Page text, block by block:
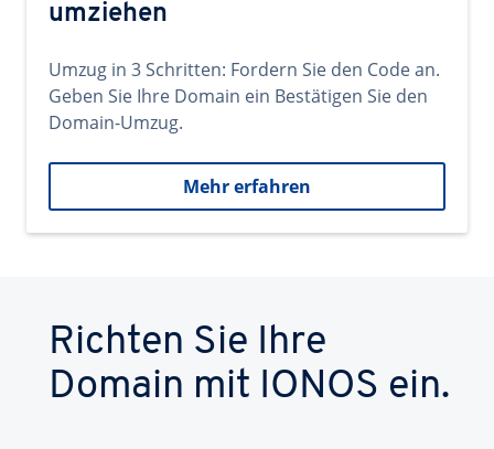
umziehen
Umzug in 3 Schritten: Fordern Sie den Code an.
Geben Sie Ihre Domain ein Bestätigen Sie den
Domain-Umzug.
Mehr erfahren
Richten Sie Ihre
Domain mit IONOS ein.